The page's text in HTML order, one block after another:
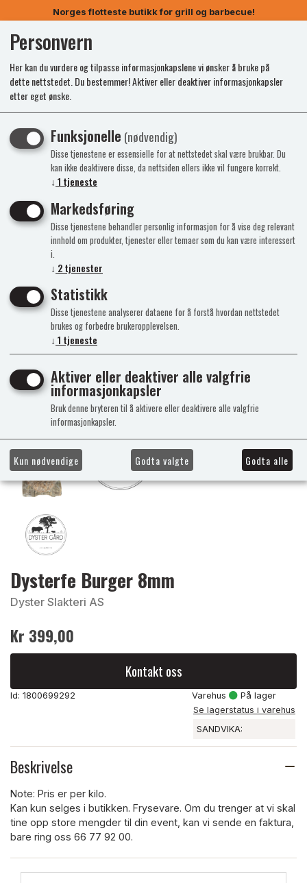
Norges flotteste butikk for grill og barbecue!
Dysterfe Burger 8mm
Dyster Slakteri AS
Kr 399,00
Kontakt oss
Id: 1800699292 Varehus
På lager
Se lagerstatus i varehus
SANDVIKA:
Beskrivelse
Note: Pris er per kilo.
Kan kun selges i butikken. Frysevare. Om du trenger at vi skal
tine opp store mengder til din event, kan vi sende en faktura,
bare ring oss 66 77 92 00.
Personvern
Her kan du vurdere og tilpasse informasjonkapslene vi ønsker å bruke på
dette nettstedet. Du bestemmer! Aktiver eller deaktiver informasjonkapsler
etter eget ønske.
Funksjonelle (nødvendig)
Disse tjenestene er essensielle for at nettstedet skal være brukbar. Du
kan ikke deaktivere disse, da nettsiden ellers ikke vil fungere korrekt.
↓ 1 tjeneste
Markedsføring
Disse tjenestene behandler personlig informasjon for å vise deg relevant
innhold om produkter, tjenester eller temaer som du kan være interessert
i.
↓ 2tjenester
Statistikk
Disse tjenestene analyserer dataene for å forstå hvordan nettstedet
brukes og forbedre brukeropplevelsen.
↓ 1 tjeneste
Aktiver eller deaktiver alle valgfrie
informasjonkapsler
Bruk denne bryteren til å aktivere eller deaktivere alle valgfrie
informasjonkapsler.
Kun nødvendige Godta valgte Godta alle